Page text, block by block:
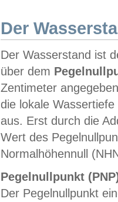
Der
Der Wasserstand ist
über dem
Zentimeter
die lokale
aus. Erst durch die
Wert des
Normalhöhennull
Pegelnullpunkt
Der Pegelnullpunkt